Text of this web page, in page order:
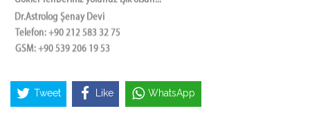
Tweet Like WhatsApp